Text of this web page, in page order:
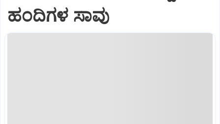
ಹಂದಿಗಳ ಸಾವು